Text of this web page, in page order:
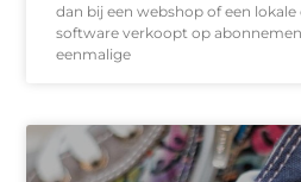
dan bij een webshop of een
software verkoopt op
eenmalige